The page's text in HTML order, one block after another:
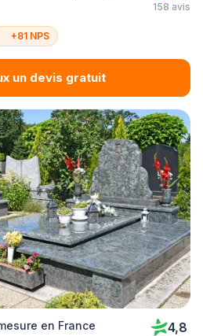
158 avis
+81 NPS
un devis gratuit
en France 4,8